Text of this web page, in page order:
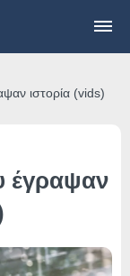
ιστορία (vids)
έγραψαν